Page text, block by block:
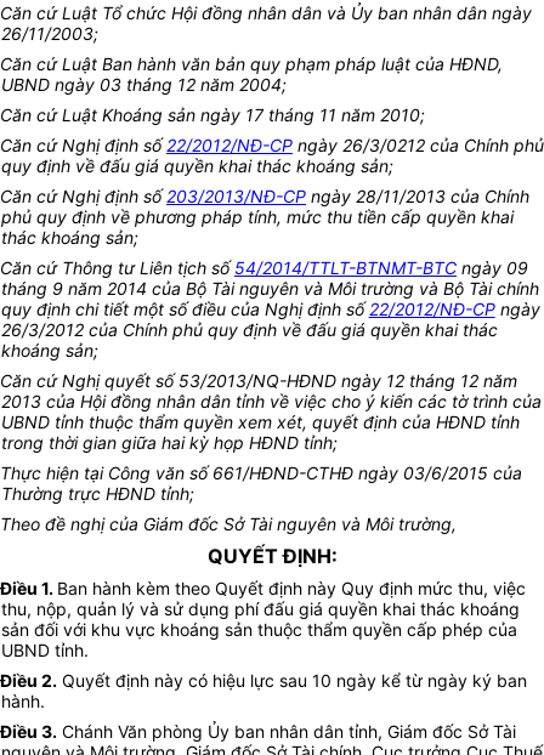
Căn cứ Luật Tổ chức Hội đồng nhân dân và Ủy ban nhân dân ngày
26/11/2003;
Căn cứ Luật Ban hành văn bản quy phạm pháp luật của HĐND,
UBND ngày 03 tháng 12 năm 2004;
Căn cứ Luật Khoáng sản ngày 17 tháng 11 năm 2010;
Căn cứ Nghị định số22/2012/NĐ-CP ngày 26/3/0212 của Chính phủ
quy định về đấu giá quyền khai thác khoáng sản;
Căn cứ Nghị định số203/2013/NĐ-CP ngày 28/11/2013 của Chính
phủ quy định về phương pháp tính, mức thu tiền cấp quyền khai
thác khoáng sản;
Căn cứ Thông tư Liên tịch số54/2014/TTLT-BTNMT-BTC ngày 09
tháng 9 năm 2014 của Bộ Tài nguyên và Môi trường và Bộ Tài chính
quy định chi tiết một số điều của Nghị định số22/2012/NĐ-CPngày
26/3/2012 của Chính phủ quy định về đấu giá quyền khai thác
khoáng sản;
Căn cứ Nghị quyết số 53/2013/NQ-HĐND ngày 12 tháng 12 năm
2013 của Hội đồng nhân dân tỉnh về việc cho ý kiến các tờ trình của
UBND tỉnh thuộc thẩm quyền xem xét, quyết định của HĐND tỉnh
trong thời gian giữa hai kỳ họp HĐND tỉnh;
Thực hiện tại Công văn số 661/HĐND-CTHĐ ngày 03/6/2015 của
Thường trực HĐND tỉnh;
Theo đề nghị của Giám đốc Sở Tài nguyên và Môi trường,
QUYẾT ĐỊNH:
Điều 1. Ban hành kèm theo Quyết định này Quy định mức thu, việc
thu, nộp, quản lý và sử dụng phí đấu giá quyền khai thác khoáng
sản đối với khu vực khoáng sản thuộc thẩm quyền cấp phép của
UBND tỉnh.
Điều 2. Quyết định này có hiệu lực sau 10 ngày kể từ ngày ký ban
hành.
Điều 3. Chánh Văn phòng Ủy ban nhân dân tỉnh, Giám đốc Sở Tài